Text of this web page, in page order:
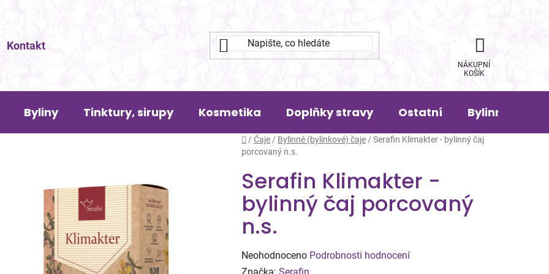
Kontakt
NÁKUPNÍ
KOŠÍK
Byliny Tinktury, sirupy Kosmetika Doplňky stravy Ostatní Bylinná
Domů
/ Čaje / Bylinné (bylinkové) čaje / Serafin Klimakter - bylinný čaj
porcovaný n.s.
Serafin Klimakter -
bylinný čaj porcovaný
n.s.
Průměrné
hodnocení
Neohodnoceno Podrobnosti hodnocení
Značka: Serafin